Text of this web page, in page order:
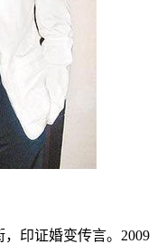
印证婚变传言。2009